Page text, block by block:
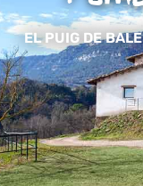
EL PUIG DE